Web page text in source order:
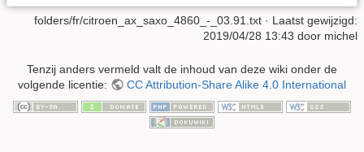
folders/fr/citroen_ax_saxo_4860_-_03.91.txt · Laatst gewijzigd:
2019/04/28 13:43 door michel
Tenzij anders vermeld valt de inhoud van deze wiki onder de
volgende licentie:
CC Attribution-Share Alike 4.0 International